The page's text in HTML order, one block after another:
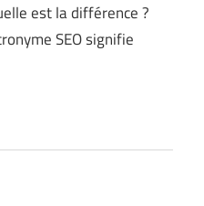
est la différence ?
SEO signifie